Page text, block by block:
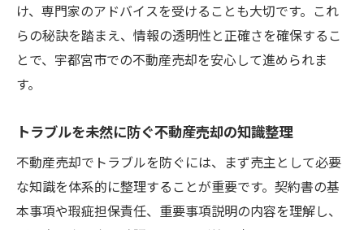
け、専門家のアドバイスを受けることも大切です。これ
らの秘訣を踏まえ、情報の透明性と正確さを確保するこ
とで、宇都宮市での不動産売却を安心して進められま
す。
トラブルを未然に防ぐ不動産売却の知識整理
不動産売却でトラブルを防ぐには、まず売主として必要
な知識を体系的に整理することが重要です。契約書の基
本事項や瑕疵担保責任、重要事項説明の内容を理解し、